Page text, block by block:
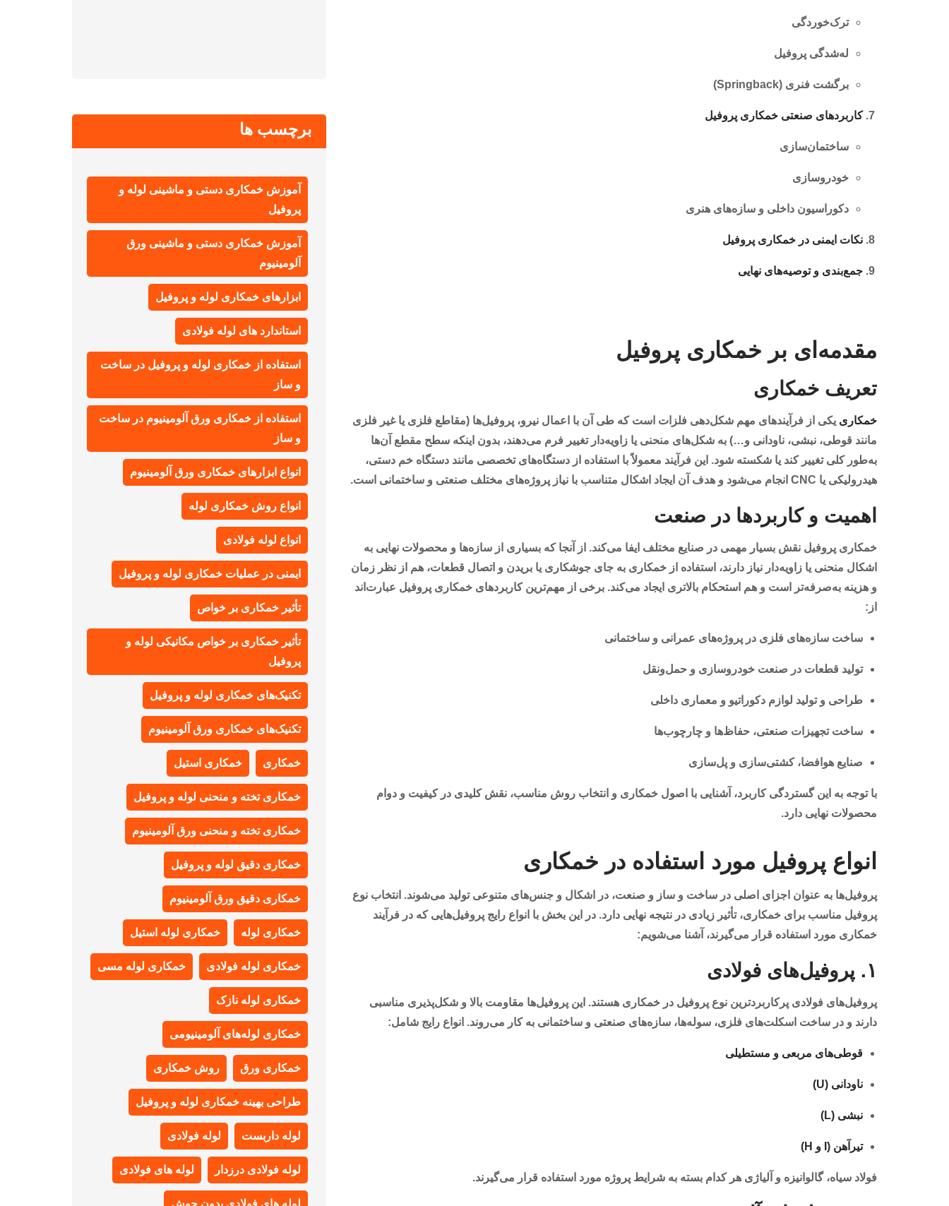
ترک‌خوردگی
له‌شدگی پروفیل
برگشت فنری (Springback)
کاربردهای صنعتی خمکاری پروفیل
ساختمان‌سازی
خودروسازی
دکوراسیون داخلی و سازه‌های هنری
نکات ایمنی در خمکاری پروفیل
جمع‌بندی و توصیه‌های نهایی
مقدمه‌ای بر خمکاری پروفیل
تعریف خمکاری
خمکاری یکی از فرآیندهای مهم شکل‌دهی فلزات است که طی آن با اعمال نیرو، پروفیل‌ها (مقاطع فلزی یا غیر فلزی
مانند قوطی، نبشی، ناودانی و…) به شکل‌های منحنی یا زاویه‌دار تغییر فرم می‌دهند، بدون اینکه سطح مقطع آن‌ها
به‌طور کلی تغییر کند یا شکسته شود. این فرآیند معمولاً با استفاده از دستگاه‌های تخصصی مانند دستگاه خم دستی،
هیدرولیکی یا CNC انجام می‌شود و هدف آن ایجاد اشکال متناسب با نیاز پروژه‌های مختلف صنعتی و ساختمانی است.
اهمیت و کاربردها در صنعت
خمکاری پروفیل نقش بسیار مهمی در صنایع مختلف ایفا می‌کند. از آنجا که بسیاری از سازه‌ها و محصولات نهایی به
اشکال منحنی یا زاویه‌دار نیاز دارند، استفاده از خمکاری به جای جوشکاری یا بریدن و اتصال قطعات، هم از نظر زمان
و هزینه به‌صرفه‌تر است و هم استحکام بالاتری ایجاد می‌کند. برخی از مهم‌ترین کاربردهای خمکاری پروفیل عبارت‌اند
از:
ساخت سازه‌های فلزی در پروژه‌های عمرانی و ساختمانی
تولید قطعات در صنعت خودروسازی و حمل‌ونقل
طراحی و تولید لوازم دکوراتیو و معماری داخلی
ساخت تجهیزات صنعتی، حفاظ‌ها و چارچوب‌ها
صنایع هوافضا، کشتی‌سازی و پل‌سازی
با توجه به این گستردگی کاربرد، آشنایی با اصول خمکاری و انتخاب روش مناسب، نقش کلیدی در کیفیت و دوام
محصولات نهایی دارد.
انواع پروفیل مورد استفاده در خمکاری
پروفیل‌ها به عنوان اجزای اصلی در ساخت و ساز و صنعت، در اشکال و جنس‌های متنوعی تولید می‌شوند. انتخاب نوع
پروفیل مناسب برای خمکاری، تأثیر زیادی در نتیجه نهایی دارد. در این بخش با انواع رایج پروفیل‌هایی که در فرآیند
خمکاری مورد استفاده قرار می‌گیرند، آشنا می‌شویم:
۱. پروفیل‌های فولادی
پروفیل‌های فولادی پرکاربردترین نوع پروفیل در خمکاری هستند. این پروفیل‌ها مقاومت بالا و شکل‌پذیری مناسبی
دارند و در ساخت اسکلت‌های فلزی، سوله‌ها، سازه‌های صنعتی و ساختمانی به کار می‌روند. انواع رایج شامل:
قوطی‌های مربعی و مستطیلی
ناودانی (U)
نبشی (L)
تیرآهن (I و H)
فولاد سیاه، گالوانیزه و آلیاژی هر کدام بسته به شرایط پروژه مورد استفاده قرار می‌گیرند.
برچسب ها
آموزش خمکاری دستی و ماشینی لوله و
پروفیل
آموزش خمکاری دستی و ماشینی ورق
آلومینیوم
ابزارهای خمکاری لوله و پروفیل
استاندارد های لوله فولادی
استفاده از خمکاری لوله و پروفیل در ساخت
و ساز
استفاده از خمکاری ورق آلومینیوم در ساخت
و ساز
انواع ابزارهای خمکاری ورق آلومینیوم
انواع روش خمکاری لوله
انواع لوله فولادی
ایمنی در عملیات خمکاری لوله و پروفیل
تأثیر خمکاری بر خواص
تأثیر خمکاری بر خواص مکانیکی لوله و
پروفیل
تکنیک‌های خمکاری لوله و پروفیل
تکنیک‌های خمکاری ورق آلومینیوم
خمکاری خمکاری استیل
خمکاری تخته و منحنی لوله و پروفیل
خمکاری تخته و منحنی ورق آلومینیوم
خمکاری دقیق لوله و پروفیل
خمکاری دقیق ورق آلومینیوم
خمکاری لوله خمکاری لوله استیل
خمکاری لوله فولادی خمکاری لوله مسی
خمکاری لوله نازک
خمکاری لوله‌های آلومینیومی
خمکاری ورق روش خمکاری
طراحی بهینه خمکاری لوله و پروفیل
لوله داربست لوله فولادی
لوله فولادی درزدار لوله های فولادی
لوله های فولادی بدون جوش